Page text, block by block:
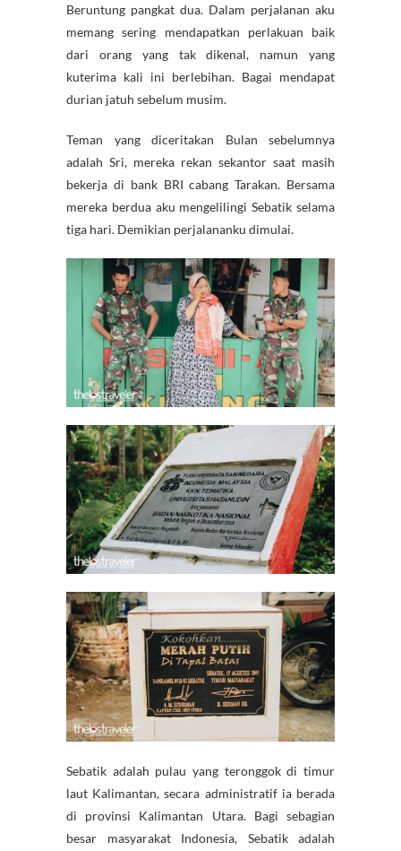
Beruntung pangkat dua. Dalam perjalanan aku
memang sering mendapatkan perlakuan baik
dari orang yang tak dikenal, namun yang
kuterima kali ini berlebihan. Bagai mendapat
durian jatuh sebelum musim.
Teman yang diceritakan Bulan sebelumnya
adalah Sri, mereka rekan sekantor saat masih
bekerja di bank BRI cabang Tarakan. Bersama
mereka berdua aku mengelilingi Sebatik selama
tiga hari. Demikian perjalananku dimulai.
Sebatik adalah pulau yang teronggok di timur
laut Kalimantan, secara administratif ia berada
di provinsi Kalimantan Utara. Bagi sebagian
besar masyarakat Indonesia, Sebatik adalah